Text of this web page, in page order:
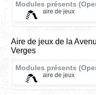
Modules présents
aire de jeux
Aire de jeux de la
Verges
Modules présents
aire de jeux